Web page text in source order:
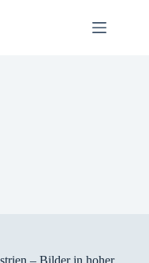
– Bilder in hoher